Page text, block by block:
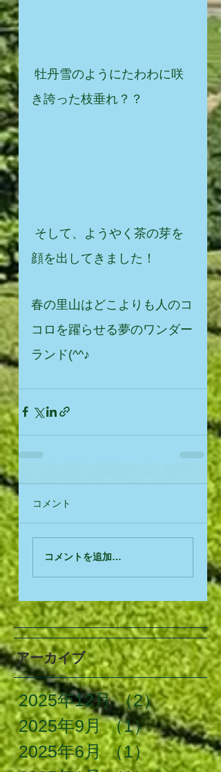
き誇った枝垂れ？？
顔を出してきました！
春の里山はどこよりも人のコ
コロを躍らせる夢のワンダー
ランド(^^♪
コメント
コメントを追加…
アーカイブ
2025年12月 （2）2件の記
2025年9月 （1）1件の記事
2025年6月 （1）1件の記事